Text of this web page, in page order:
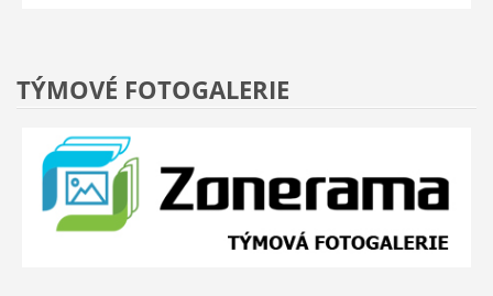
TÝMOVÉ FOTOGALERIE